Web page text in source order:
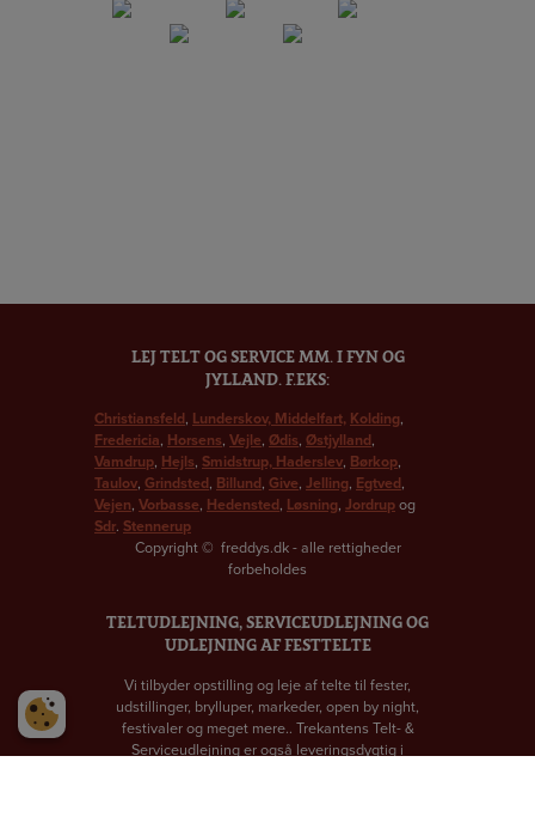
LEJ TELT OG SERVICE MM. I FYN OG
JYLLAND. F.EKS:
Christiansfeld, Lunderskov, Middelfart, Kolding,
Fredericia, Horsens, Vejle, Ødis, Østjylland,
Vamdrup, Hejls, Smidstrup, Haderslev, Børkop,
Taulov, Grindsted, Billund, Give, Jelling, Egtved,
Vejen, Vorbasse, Hedensted, Løsning, Jordrup og
Sdr. Stennerup
Copyright © freddys.dk - alle rettigheder
forbeholdes
TELTUDLEJNING, SERVICEUDLEJNING OG
UDLEJNING AF FESTTELTE
Vi tilbyder opstilling og leje af telte til fester,
udstillinger, brylluper, markeder, open by night,
festivaler og meget mere.. Trekantens Telt- &
Serviceudlejning er også leveringsdygtig i